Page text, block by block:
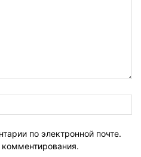
по электронной почте.
комментирования.